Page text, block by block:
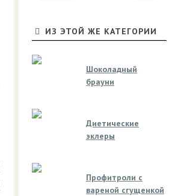
ИЗ ЭТОЙ ЖЕ КАТЕГОРИИ
Шоколадный
брауни
Диетические
эклеры
Профитроли с
вареной сгущенкой